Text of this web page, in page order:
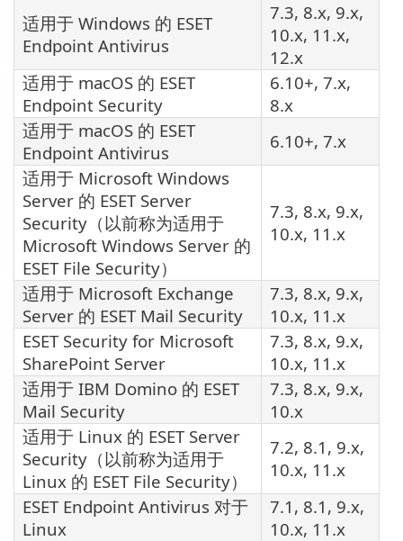
适用于 Windows 的 ESET
Endpoint Antivirus
7.3, 8.x, 9.x,
10.x, 11.x,
12.x
适用于 macOS 的 ESET
Endpoint Security
6.10+, 7.x,
8.x
适用于 macOS 的 ESET
Endpoint Antivirus
6.10+, 7.x
适用于 Microsoft Windows
Server 的 ESET Server
Security （以前称为适用于
Microsoft Windows Server 的
ESET File Security）
7.3, 8.x, 9.x,
10.x, 11.x
适用于 Microsoft Exchange
Server 的 ESET Mail Security
7.3, 8.x, 9.x,
10.x, 11.x
ESET Security for Microsoft
SharePoint Server
7.3, 8.x, 9.x,
10.x, 11.x
适用于 IBM Domino 的 ESET
Mail Security
7.3, 8.x, 9.x,
10.x
适用于 Linux 的 ESET Server
Security （以前称为适用于
Linux 的 ESET File Security）
7.2, 8.1, 9.x,
10.x, 11.x
ESET Endpoint Antivirus 对于
Linux
7.1, 8.1, 9.x,
10.x, 11.x